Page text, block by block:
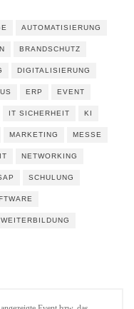
AUTOMATISIERUNG
BRANDSCHUTZ
DIGITALISIERUNG
ERP EVENT
IT SICHERHEIT KI
MARKETING MESSE
NETWORKING
SCHULUNG
WEITERBILDUNG